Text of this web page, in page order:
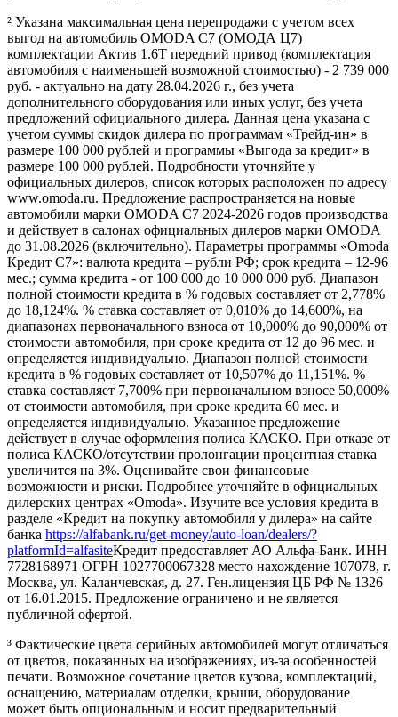
² Указана максимальная цена перепродажи с учетом всех
выгод на автомобиль OMODA C7 (ОМОДА Ц7)
комплектации Актив 1.6T передний привод (комплектация
автомобиля с наименьшей возможной стоимостью) - 2 739 000
руб. - актуально на дату 28.04.2026 г., без учета
дополнительного оборудования или иных услуг, без учета
предложений официального дилера. Данная цена указана с
учетом суммы скидок дилера по программам «Трейд-ин» в
размере 100 000 рублей и программы «Выгода за кредит» в
размере 100 000 рублей. Подробности уточняйте у
официальных дилеров, список которых расположен по адресу
www.omoda.ru. Предложение распространяется на новые
автомобили марки OMODA C7 2024-2026 годов производства
и действует в салонах официальных дилеров марки OMODA
до 31.08.2026 (включительно). Параметры программы «Omoda
Кредит C7»: валюта кредита – рубли РФ; срок кредита – 12-96
мес.; сумма кредита - от 100 000 до 10 000 000 руб. Диапазон
полной стоимости кредита в % годовых составляет от 2,778%
до 18,124%. % ставка составляет от 0,010% до 14,600%, на
диапазонах первоначального взноса от 10,000% до 90,000% от
стоимости автомобиля, при сроке кредита от 12 до 96 мес. и
определяется индивидуально. Диапазон полной стоимости
кредита в % годовых составляет от 10,507% до 11,151%. %
ставка составляет 7,700% при первоначальном взносе 50,000%
от стоимости автомобиля, при сроке кредита 60 мес. и
определяется индивидуально. Указанное предложение
действует в случае оформления полиса КАСКО. При отказе от
полиса КАСКО/отсутствии пролонгации процентная ставка
увеличится на 3%. Оценивайте свои финансовые
возможности и риски. Подробнее уточняйте в официальных
дилерских центрах «Omoda». Изучите все условия кредита в
разделе «Кредит на покупку автомобиля у дилера» на сайте
банка https://alfabank.ru/get-money/auto-loan/dealers/?
platformId=alfasiteКредит предоставляет АО Альфа-Банк. ИНН
7728168971 ОГРН 1027700067328 место нахождение 107078, г.
Москва, ул. Каланчевская, д. 27. Ген.лицензия ЦБ РФ № 1326
от 16.01.2015. Предложение ограничено и не является
публичной офертой.
³ Фактические цвета серийных автомобилей могут отличаться
от цветов, показанных на изображениях, из-за особенностей
печати. Возможное сочетание цветов кузова, комплектаций,
оснащению, материалам отделки, крыши, оборудование
может быть опциональным и носит предварительный